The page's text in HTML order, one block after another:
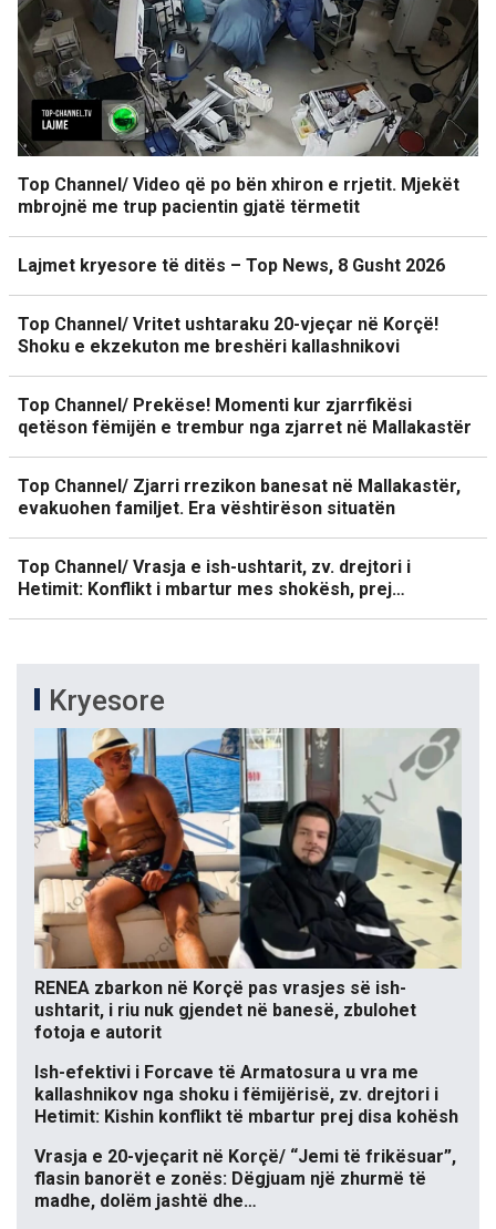
Top Channel/ Video që po bën xhiron e rrjetit. Mjekët
mbrojnë me trup pacientin gjatë tërmetit
Lajmet kryesore të ditës – Top News, 8 Gusht 2026
Top Channel/ Vritet ushtaraku 20-vjeçar në Korçë!
Shoku e ekzekuton me breshëri kallashnikovi
Top Channel/ Prekëse! Momenti kur zjarrfikësi
qetëson fëmijën e trembur nga zjarret në Mallakastër
Top Channel/ Zjarri rrezikon banesat në Mallakastër,
evakuohen familjet. Era vështirëson situatën
Top Channel/ Vrasja e ish-ushtarit, zv. drejtori i
Hetimit: Konflikt i mbartur mes shokësh, prej…
Kryesore
RENEA zbarkon në Korçë pas vrasjes së ish-
ushtarit, i riu nuk gjendet në banesë, zbulohet
fotoja e autorit
Ish-efektivi i Forcave të Armatosura u vra me
kallashnikov nga shoku i fëmijërisë, zv. drejtori i
Hetimit: Kishin konflikt të mbartur prej disa kohësh
Vrasja e 20-vjeçarit në Korçë/ “Jemi të frikësuar”,
flasin banorët e zonës: Dëgjuam një zhurmë të
madhe, dolëm jashtë dhe…